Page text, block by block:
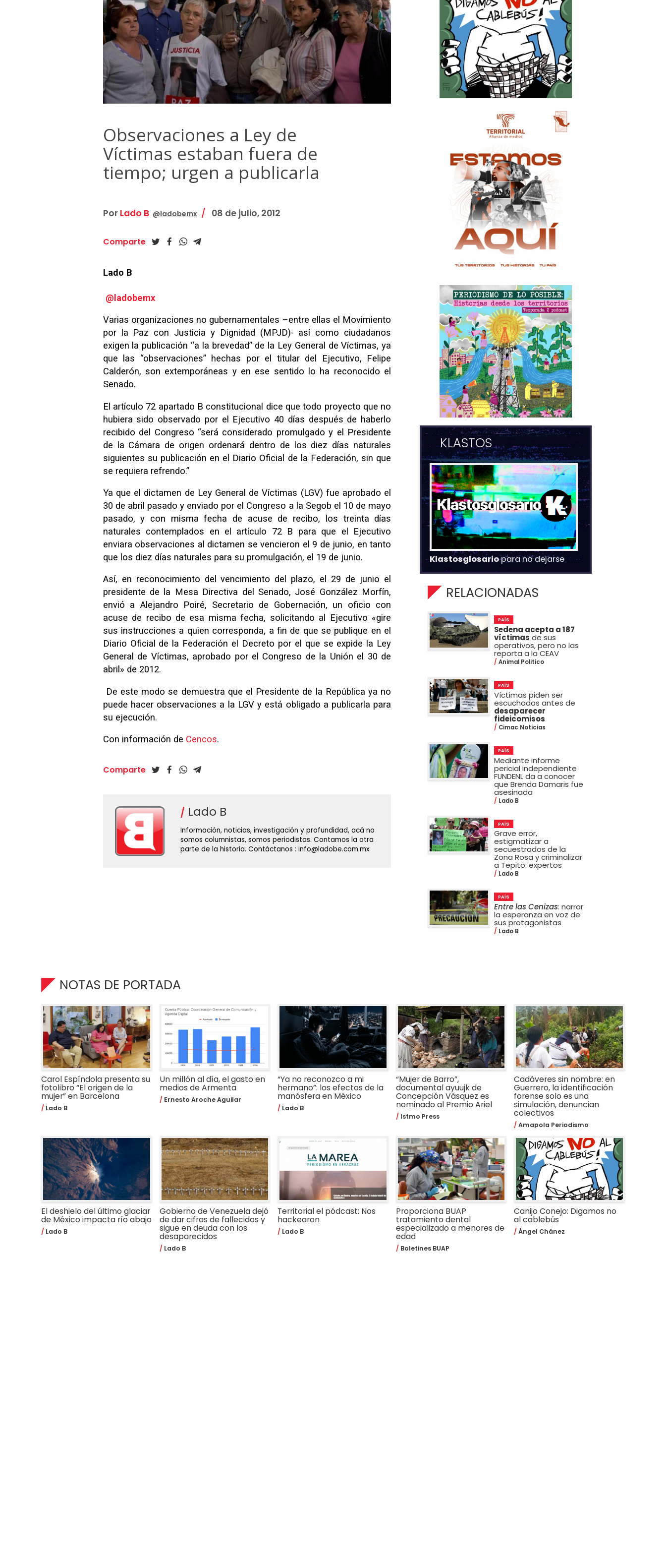
Observaciones a Ley de
Víctimas estaban fuera de
tiempo; urgen a publicarla
Por Lado B @ladobemx 08 de julio, 2012
Comparte
Lado B
@ladobemx
Varias organizaciones no gubernamentales –entre ellas el Movimiento
por la Paz con Justicia y Dignidad (MPJD)- así como ciudadanos
exigen la publicación “a la brevedad” de la Ley General de Víctimas, ya
que las “observaciones” hechas por el titular del Ejecutivo, Felipe
Calderón, son extemporáneas y en ese sentido lo ha reconocido el
Senado.
El artículo 72 apartado B constitucional dice que todo proyecto que no
hubiera sido observado por el Ejecutivo 40 días después de haberlo
recibido del Congreso “será considerado promulgado y el Presidente
de la Cámara de origen ordenará dentro de los diez días naturales
siguientes su publicación en el Diario Oficial de la Federación, sin que
se requiera refrendo.”
Ya que el dictamen de Ley General de Víctimas (LGV) fue aprobado el
30 de abril pasado y enviado por el Congreso a la Segob el 10 de mayo
pasado, y con misma fecha de acuse de recibo, los treinta días
naturales contemplados en el artículo 72 B para que el Ejecutivo
enviara observaciones al dictamen se vencieron el 9 de junio, en tanto
que los diez días naturales para su promulgación, el 19 de junio.
Así, en reconocimiento del vencimiento del plazo, el 29 de junio el
presidente de la Mesa Directiva del Senado, José González Morfín,
envió a Alejandro Poiré, Secretario de Gobernación, un oficio con
acuse de recibo de esa misma fecha, solicitando al Ejecutivo «gire
sus instrucciones a quien corresponda, a fin de que se publique en el
Diario Oficial de la Federación el Decreto por el que se expide la Ley
General de Víctimas, aprobado por el Congreso de la Unión el 30 de
abril» de 2012.
De este modo se demuestra que el Presidente de la República ya no
puede hacer observaciones a la LGV y está obligado a publicarla para
su ejecución.
Con información de Cencos.
Comparte
Lado B
Información, noticias, investigación y profundidad, acá no
somos columnistas, somos periodistas. Contamos la otra
parte de la historia. Contáctanos : info@ladobe.com.mx
KLASTOS
Klastosglosariopara no dejarse
RELACIONADAS
PAÍS
Sedena acepta a 187
víctimas de sus
operativos, pero no las
reporta a la CEAV
Animal Politico
PAÍS
Víctimas piden ser
escuchadas antes de
desaparecer
fideicomisos
Cimac Noticias
PAÍS
Mediante informe
pericial independiente
FUNDENL da a conocer
que Brenda Damaris fue
asesinada
Lado B
PAÍS
Grave error,
estigmatizar a
secuestrados de la
Zona Rosa y criminalizar
a Tepito: expertos
Lado B
PAÍS
Entre las Cenizas: narrar
la esperanza en voz de
sus protagonistas
Lado B
NOTAS DE PORTADA
Carol Espíndola presenta su
fotolibro “El origen de la
mujer” en Barcelona
Lado B
Un millón al día, el gasto en
medios de Armenta
Ernesto Aroche Aguilar
“Ya no reconozco a mi
hermano”: los efectos de la
manósfera en México
Lado B
“Mujer de Barro”,
documental ayuujk de
Concepción Vásquez es
nominado al Premio Ariel
Istmo Press
Cadáveres sin nombre: en
Guerrero, la identificación
forense solo es una
simulación, denuncian
colectivos
Amapola Periodismo
El deshielo del último glaciar
de México impacta río abajo
Lado B
Gobierno de Venezuela dejó
de dar cifras de fallecidos y
sigue en deuda con los
desaparecidos
Lado B
Territorial el pódcast: Nos
hackearon
Lado B
Proporciona BUAP
tratamiento dental
especializado a menores de
edad
Boletines BUAP
Canijo Conejo: Digamos no
al cablebús
Ángel Chánez